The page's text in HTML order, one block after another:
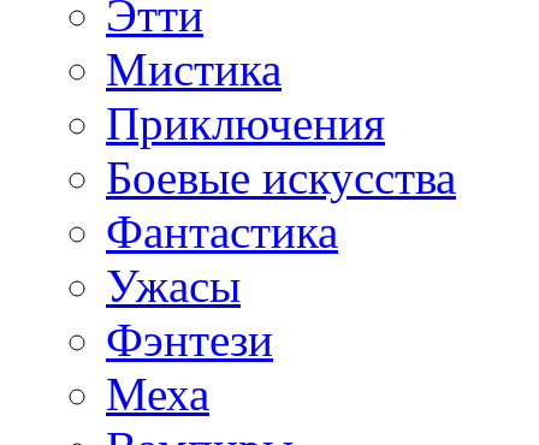
Этти
Мистика
Приключения
Боевые искусства
Фантастика
Ужасы
Фэнтези
Меха